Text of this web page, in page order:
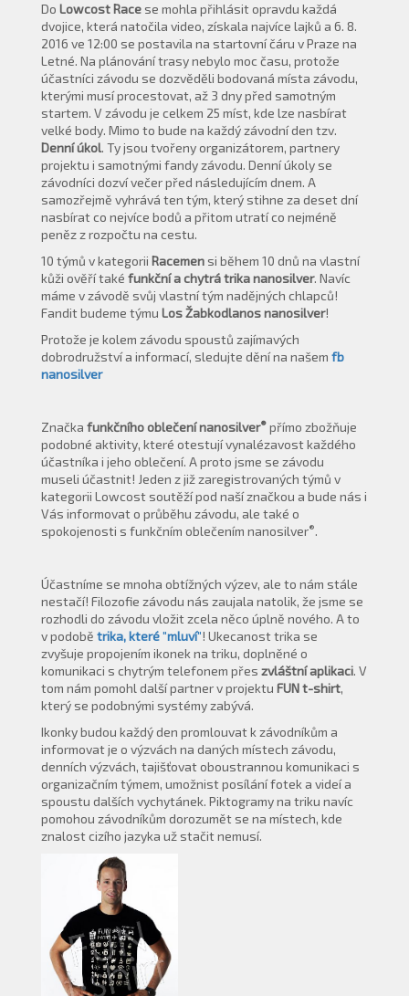
Do Lowcost Race se mohla přihlásit opravdu každá
dvojice, která natočila video, získala najvíce lajků a 6. 8.
2016 ve 12:00 se postavila na startovní čáru v Praze na
Letné. Na plánování trasy nebylo moc času, protože
účastníci závodu se dozvěděli bodovaná místa závodu,
kterými musí procestovat, až 3 dny před samotným
startem. V závodu je celkem 25 míst, kde lze nasbírat
velké body. Mimo to bude na každý závodní den tzv.
Denní úkol. Ty jsou tvořeny organizátorem, partnery
projektu i samotnými fandy závodu. Denní úkoly se
závodníci dozví večer před následujícím dnem. A
samozřejmě vyhrává ten tým, který stihne za deset dní
nasbírat co nejvíce bodů a přitom utratí co nejméně
peněz z rozpočtu na cestu.
10 týmů v kategorii Racemen si během 10 dnů na vlastní
kůži ověří také funkční a chytrá trika nanosilver. Navíc
máme v závodě svůj vlastní tým nadějných chlapců!
Fandit budeme týmu Los Žabkodlanos nanosilver!
Protože je kolem závodu spoustů zajímavých
dobrodružství a informací, sledujte dění na našem fb
nanosilver
Značka funkčního oblečení nanosilver® přímo zbožňuje
podobné aktivity, které otestují vynalézavost každého
účastníka i jeho oblečení. A proto jsme se závodu
museli účastnit! Jeden z již zaregistrovaných týmů v
kategorii Lowcost soutěží pod naší značkou a bude nás i
Vás informovat o průběhu závodu, ale také o
spokojenosti s funkčním oblečením nanosilver®.
Účastníme se mnoha obtížných výzev, ale to nám stále
nestačí! Filozofie závodu nás zaujala natolik, že jsme se
rozhodli do závodu vložit zcela něco úplně nového. A to
v podobě trika, které"mluví"! Ukecanost trika se
zvyšuje propojením ikonek na triku, doplněné o
komunikaci s chytrým telefonem přes zvláštní aplikaci. V
tom nám pomohl další partner v projektu FUN t-shirt,
který se podobnými systémy zabývá.
Ikonky budou každý den promlouvat k závodníkům a
informovat je o výzvách na daných místech závodu,
denních výzvách, tajišťovat oboustrannou komunikaci s
organizačním týmem, umožnist posílání fotek a videí a
spoustu dalších vychytánek. Piktogramy na triku navíc
pomohou závodníkům dorozumět se na místech, kde
znalost cizího jazyka už stačit nemusí.